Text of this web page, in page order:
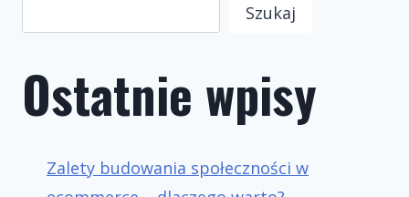
Szukaj
Ostatnie wpisy
Zalety budowania społeczności w